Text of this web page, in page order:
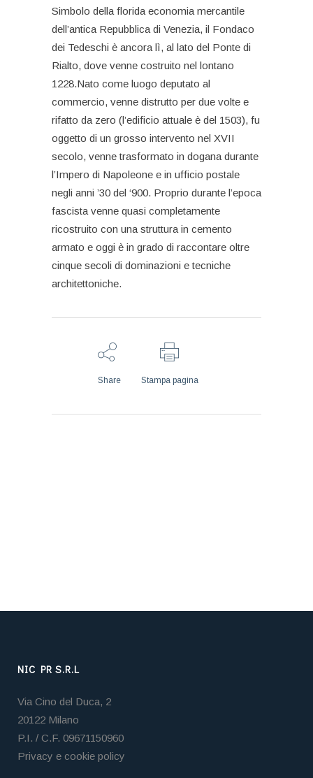
Simbolo della florida economia mercantile
dell’antica Repubblica di Venezia, il Fondaco
dei Tedeschi è ancora lì, al lato del Ponte di
Rialto, dove venne costruito nel lontano
1228.Nato come luogo deputato al
commercio, venne distrutto per due volte e
rifatto da zero (l’edificio attuale è del 1503), fu
oggetto di un grosso intervento nel XVII
secolo, venne trasformato in dogana durante
l’Impero di Napoleone e in ufficio postale
negli anni ’30 del ‘900. Proprio durante l’epoca
fascista venne quasi completamente
ricostruito con una struttura in cemento
armato e oggi è in grado di raccontare oltre
cinque secoli di dominazioni e tecniche
architettoniche.
Share Stampa pagina
NIC PR S.R.L
Via Cino del Duca, 2
20122 Milano
P.I. / C.F. 09671150960
Privacy e cookie policy